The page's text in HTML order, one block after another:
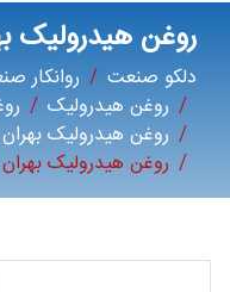
مصارف
صنعتی
مقالات
گالری
روغن هیدرولیک
دلکو صنعت روانکار
روغن هیدرولیک
روغن هیدرولیک
روغن هیدرولیک بهران